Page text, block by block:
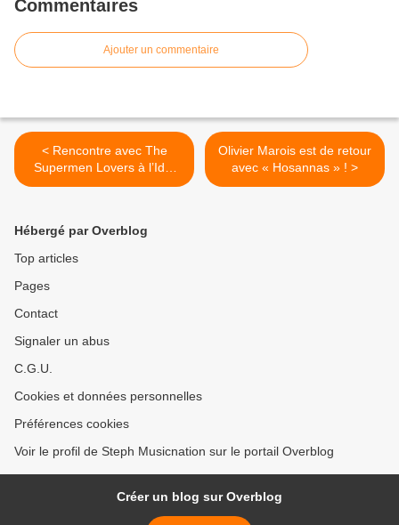
Commentaires
Ajouter un commentaire
< Rencontre avec The
Supermen Lovers à l’Idol
Hôtel à l’occasion de la
Olivier Marois est de retour
avec « Hosannas » ! >
Hébergé par Overblog
Top articles
Pages
Contact
Signaler un abus
C.G.U.
Cookies et données personnelles
Préférences cookies
Voir le profil de Steph Musicnation sur le portail Overblog
Créer un blog sur Overblog